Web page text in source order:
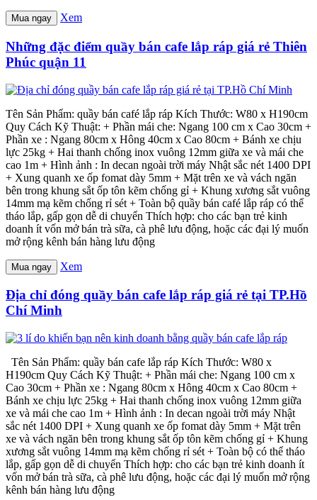
Mua ngay Xem
Những đặc điểm quầy bán cafe lắp ráp giá rẻ Thiên
Phúc quận 11
Tên Sản Phẩm: quầy bán café lắp ráp Kích Thước: W80 x H190cm
Quy Cách Kỹ Thuật: + Phần mái che: Ngang 100 cm x Cao 30cm +
Phần xe : Ngang 80cm x Hông 40cm x Cao 80cm + Bánh xe chịu
lực 25kg + Hai thanh chống inox vuông 12mm giữa xe và mái che
cao 1m + Hình ảnh : In decan ngoài trời máy Nhật sắc nét 1400 DPI
+ Xung quanh xe ốp fomat dày 5mm + Mặt trên xe và vách ngăn
bên trong khung sắt ốp tôn kẽm chống gỉ + Khung xương sắt vuông
14mm mạ kẽm chống rỉ sét + Toàn bộ quầy bán café lắp ráp có thể
tháo lắp, gấp gọn dễ di chuyển Thích hợp: cho các bạn trẻ kinh
doanh ít vốn mở bán trà sữa, cà phê lưu động, hoặc các đại lý muốn
mở rộng kênh bán hàng lưu động
Mua ngay Xem
Địa chỉ đóng quầy bán cafe lắp ráp giá rẻ tại TP.Hồ
Chí Minh
Tên Sản Phẩm: quầy bán cafe lắp ráp Kích Thước: W80 x
H190cm Quy Cách Kỹ Thuật: + Phần mái che: Ngang 100 cm x
Cao 30cm + Phần xe : Ngang 80cm x Hông 40cm x Cao 80cm +
Bánh xe chịu lực 25kg + Hai thanh chống inox vuông 12mm giữa
xe và mái che cao 1m + Hình ảnh : In decan ngoài trời máy Nhật
sắc nét 1400 DPI + Xung quanh xe ốp fomat dày 5mm + Mặt trên
xe và vách ngăn bên trong khung sắt ốp tôn kẽm chống gỉ + Khung
xương sắt vuông 14mm mạ kẽm chống rỉ sét + Toàn bộ có thể tháo
lắp, gấp gọn dễ di chuyển Thích hợp: cho các bạn trẻ kinh doanh ít
vốn mở bán trà sữa, cà phê lưu động, hoặc các đại lý muốn mở rộng
kênh bán hàng lưu động